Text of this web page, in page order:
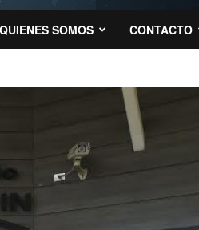
QUIENES SOMOS CONTACTO